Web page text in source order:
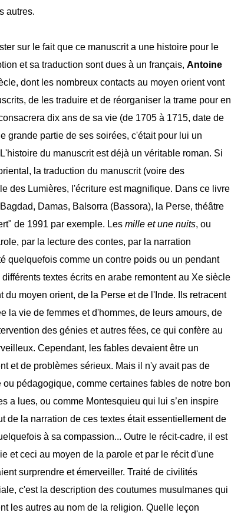
autres.
sur le fait que ce manuscrit a une histoire pour le
et sa traduction sont dues à un français, Antoine
dont les nombreux contacts au moyen orient vont
de les traduire et de réorganiser la trame pour en
dix ans de sa vie (de 1705 à 1715, date de
grande partie de ses soirées, c'était pour lui un
du manuscrit est déjà un véritable roman. Si
la traduction du manuscrit (voire des
des Lumières, l'écriture est magnifique. Dans ce livre
Damas, Balsorra (Bassora), la Perse, théâtre
de 1991 par exemple. Les mille et une nuits, ou
par la lecture des contes, par la narration
quelquefois comme un contre poids ou un pendant
textes écrits en arabe remontent au Xe siècle
du moyen orient, de la Perse et de l'Inde. Ils retracent
la vie de femmes et d'hommes, de leurs amours, de
des génies et autres fées, ce qui confère au
Cependant, les fables devaient être un
et de problèmes sérieux. Mais il n'y avait pas de
pédagogique, comme certaines fables de notre bon
a lues, ou comme Montesquieu qui lui s’en inspire
de la narration de ces textes était essentiellement de
à sa compassion... Outre le récit-cadre, il est
et ceci au moyen de la parole et par le récit d'une
surprendre et émerveiller. Traité de civilités
c'est la description des coutumes musulmanes qui
les autres au nom de la religion. Quelle leçon